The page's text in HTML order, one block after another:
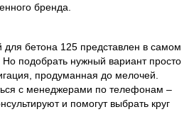
бренда.
для бетона 125 представлен в самом
подобрать нужный вариант просто
продуманная до мелочей.
с менеджерами по телефонам –
и помогут выбрать круг